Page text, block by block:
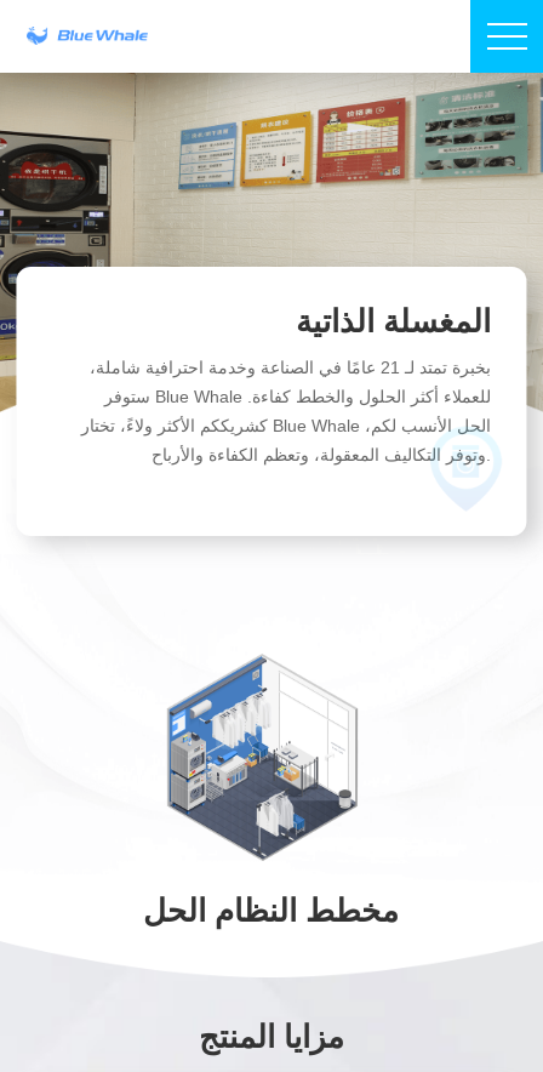
المغسلة الذاتية
بخبرة تمتد لـ 21 عامًا في الصناعة وخدمة احترافية شاملة،
ستوفر Blue Whale للعملاء أكثر الحلول والخطط كفاءة.
كشريككم الأكثر ولاءً، تختار Blue Whale الحل الأنسب لكم،
وتوفر التكاليف المعقولة، وتعظم الكفاءة والأرباح.
مخطط النظام الحل
مزايا المنتج